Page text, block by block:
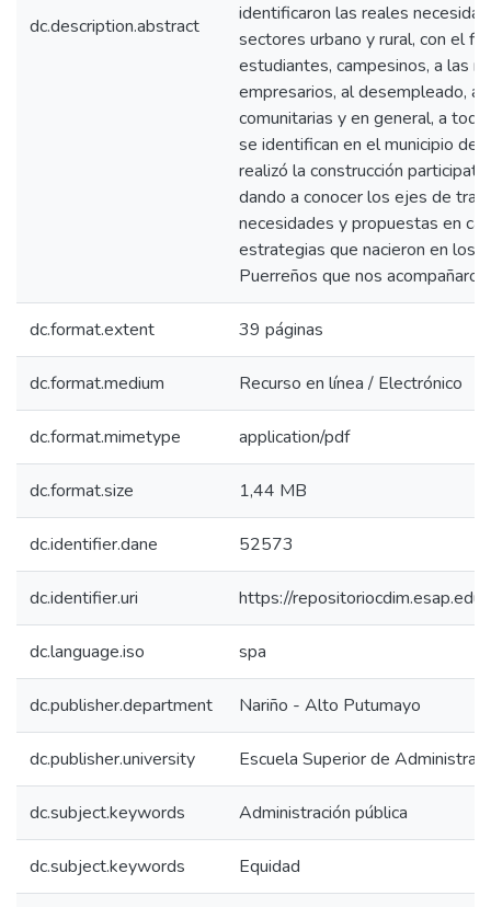
dc.description.abstract
identificaron las reales
sectores urbano y rural, con el
estudiantes, campesinos, a las
empresarios, al desempleado, a
comunitarias y en general, a
se identifican en el municipio de
realizó la construcción
dando a conocer los ejes de
necesidades y propuestas en
estrategias que nacieron en los
Puerreños que nos acompañaron.
dc.format.extent 39 páginas
dc.format.medium Recurso en línea / Electrónico
dc.format.mimetype application/pdf
dc.format.size 1,44 MB
dc.identifier.dane 52573
dc.identifier.uri https://
dc.language.iso spa
dc.publisher.department Nariño - Alto Putumayo
dc.publisher.university Escuela Superior de
dc.subject.keywords Administración pública
dc.subject.keywords Equidad